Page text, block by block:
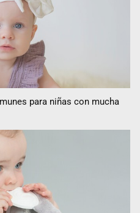
para niñas con mucha